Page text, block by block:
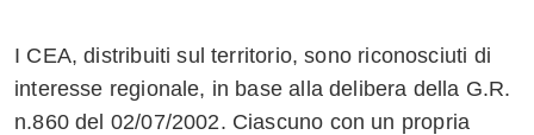
I CEA, distribuiti sul territorio, sono riconosciuti di
interesse regionale, in base alla delibera della G.R.
n.860 del 02/07/2002. Ciascuno con un propria